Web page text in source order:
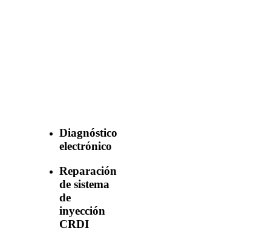
Diagnóstico
electrónico
Reparación
de sistema
de
inyección
CRDI